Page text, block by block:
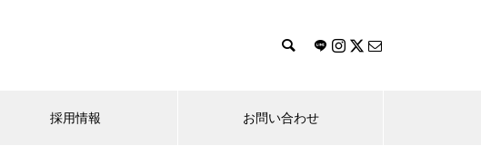
採用情報 お問い合わせ